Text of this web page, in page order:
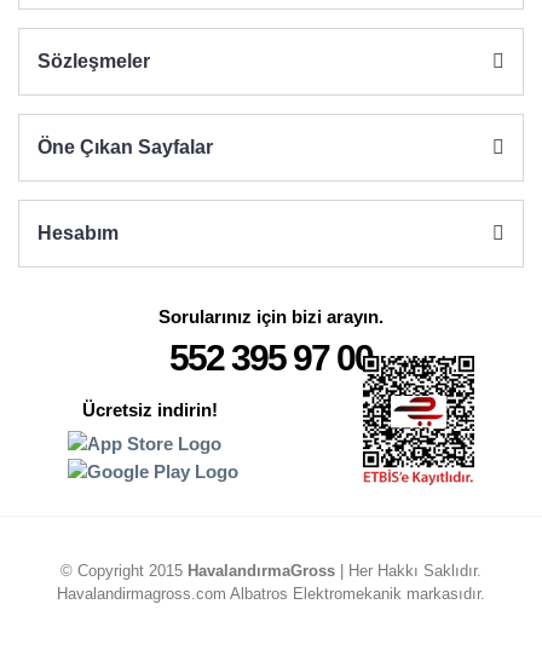
Sözleşmeler
Öne Çıkan Sayfalar
Hesabım
Sorularınız için bizi arayın.
552 395 97 00
Ücretsiz indirin!
© Copyright 2015 HavalandırmaGross | Her Hakkı Saklıdır.
Havalandirmagross.com Albatros Elektromekanik markasıdır.